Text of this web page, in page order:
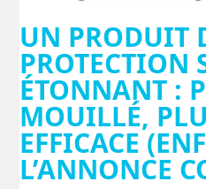
UN PRODUIT
PROTECTION
ÉTONNANT :
MOUILLÉ,
EFFICACE
L’ANNONCE